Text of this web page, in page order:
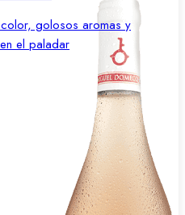
golosos aromas y
el paladar